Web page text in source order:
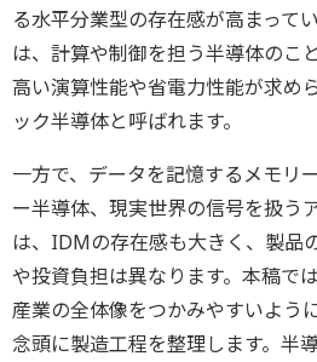
る水平分業型の存在感が高まって
は、計算や制御を担う半導体のこ
高い演算性能や省電力性能が求め
ック半導体と呼ばれます。
一方で、データを記憶するメモリ
ー半導体、現実世界の信号を扱う
は、IDMの存在感も大きく、製品
や投資負担は異なります。本稿で
産業の全体像をつかみやすいよう
念頭に製造工程を整理します。半